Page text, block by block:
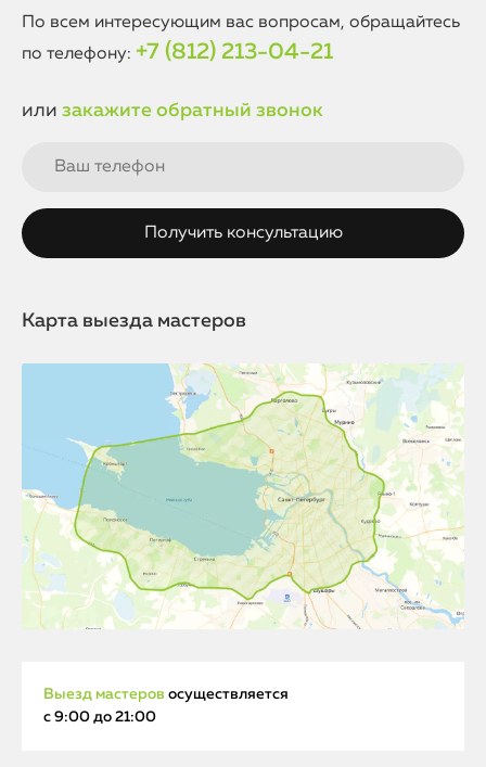
По всем интересующим вас вопросам, обращайтесь
по телефону: +7 (812) 213-04-21
или закажите обратный звонок
Карта выезда мастеров
Выезд мастеров осуществляется
с 9:00 до 21:00